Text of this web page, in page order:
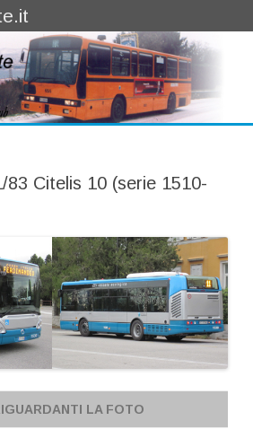
83 Citelis 10 (serie 1510-
LA FOTO